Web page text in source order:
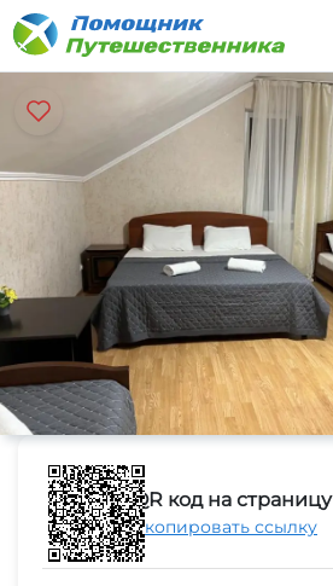
QR код на страницу
Скопировать ссылку